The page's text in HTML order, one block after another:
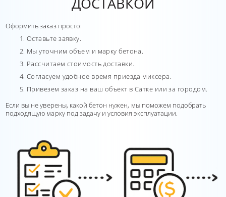
Оформить заказ просто:
Оставьте заявку.
Мы уточним объем и марку бетона.
Рассчитаем стоимость доставки.
Согласуем удобное время приезда миксера.
Привезем заказ на ваш объект в Сатке или за городом.
Если вы не уверены, какой бетон нужен, мы поможем подобрать
подходящую марку под задачу и условия эксплуатации.